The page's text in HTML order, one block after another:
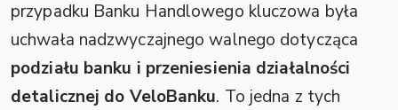
przypadku Banku Handlowego kluczowa była
uchwała nadzwyczajnego walnego dotycząca
podziału banku i przeniesienia działalności
detalicznej do VeloBanku. To jedna z tych